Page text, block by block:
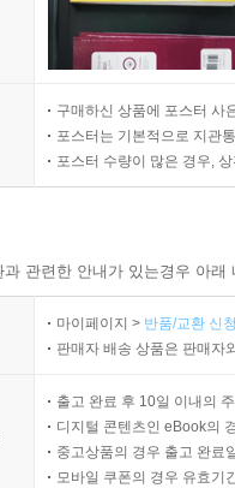
구매하신 상품에 포스터 사
포스터는 기본적으로 지관
포스터 수량이 많은 경우,
관련한 안내가 있는경우 아
마이페이지 > 반품/교환 신
판매자 배송 상품은 판매자
출고 완료 후 10일 이내의
디지털 콘텐츠인 eBook의
중고상품의 경우 출고 완료
모바일 쿠폰의 경우 유효기